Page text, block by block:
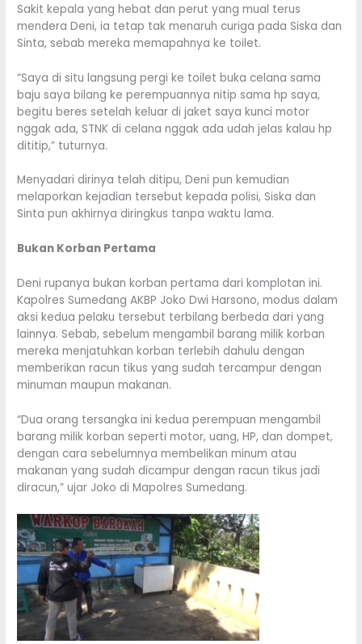
Sakit kepala yang hebat dan perut yang mual terus
mendera Deni, ia tetap tak menaruh curiga pada Siska dan
Sinta, sebab mereka memapahnya ke toilet.
“Saya di situ langsung pergi ke toilet buka celana sama
baju saya bilang ke perempuannya nitip sama hp saya,
begitu beres setelah keluar di jaket saya kunci motor
nggak ada, STNK di celana nggak ada udah jelas kalau hp
dititip,” tuturnya.
Menyadari dirinya telah ditipu, Deni pun kemudian
melaporkan kejadian tersebut kepada polisi, Siska dan
Sinta pun akhirnya diringkus tanpa waktu lama.
Bukan Korban Pertama
Deni rupanya bukan korban pertama dari komplotan ini.
Kapolres Sumedang AKBP Joko Dwi Harsono, modus dalam
aksi kedua pelaku tersebut terbilang berbeda dari yang
lainnya. Sebab, sebelum mengambil barang milik korban
mereka menjatuhkan korban terlebih dahulu dengan
memberikan racun tikus yang sudah tercampur dengan
minuman maupun makanan.
“Dua orang tersangka ini kedua perempuan mengambil
barang milik korban seperti motor, uang, HP, dan dompet,
dengan cara sebelumnya membelikan minum atau
makanan yang sudah dicampur dengan racun tikus jadi
diracun,” ujar Joko di Mapolres Sumedang.